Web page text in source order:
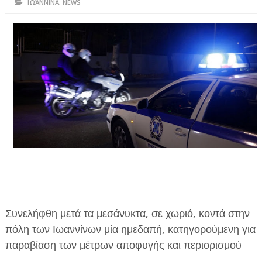
ΗΠΕΙΡΟΣ
ΠΡΕΒΕΖΑ
ΑΡΤΑ
ΙΩΑΝΝΙΝΑ
ΘΕΣΠΡΩΤΙΑ
ΙΟΝΙΑ ΝΗΣΙΑ
ΚΑΙ ΕΛΛΑΔΑ
ΠΕΡΙΒΑΛΛΟΝ
ΤΕΧΝΟΛΟΓΙΑ
ΙΩΆΝΝΙΝΑ, NEWS
Συνελήφθη μετά τα μεσάνυκτα, σε χωριό, κοντά στην
πόλη των Ιωαννίνων μία ημεδαπή, κατηγορούμενη για
παραβίαση των μέτρων αποφυγής και περιορισμού